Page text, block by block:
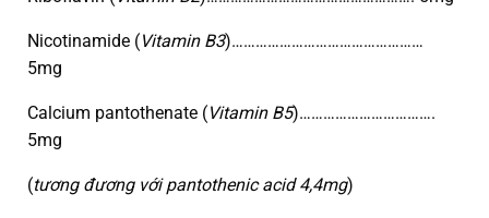
Nicotinamide (Vitamin B3)…………………………………………
5mg
Calcium pantothenate (Vitamin B5)…………………………….
5mg
(tương đương với pantothenic acid 4,4mg)